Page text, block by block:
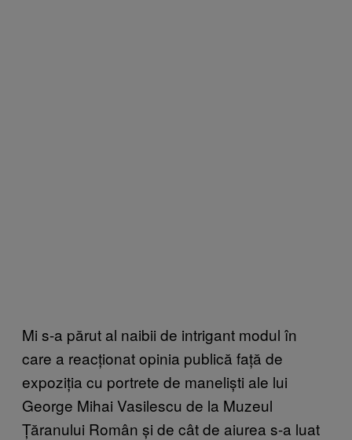
Mi s-a părut al naibii de intrigant modul în
care a reacționat opinia publică față de
expoziția cu portrete de maneliști ale lui
George Mihai Vasilescu de la Muzeul
Țăranului Român și de cât de aiurea s-a luat